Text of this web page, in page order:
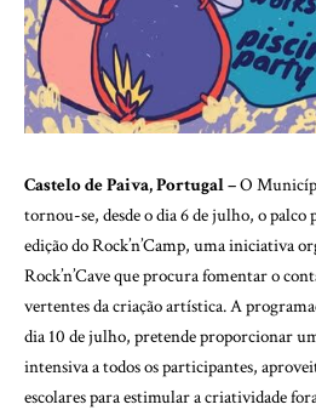
Castelo de Paiva, Portugal –O
tornou-se, desde o dia 6 de julho, o
edição do Rock’n’Camp, uma iniciativa
Rock’n’Cave que procura fomentar o
vertentes da criação artística. A
dia 10 de julho, pretende proporcionar
intensiva a todos os participantes,
escolares para estimular a criatividade